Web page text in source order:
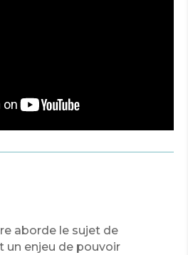
aborde le sujet de
un enjeu de pouvoir